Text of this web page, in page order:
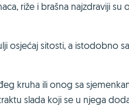
riže i brašna najzdraviji su
osjećaj sitosti, a istodobno
kruha ili onog sa
slada koji se u njega